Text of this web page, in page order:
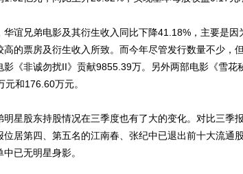
兄弟电影及其衍生收入同比下降41.18%，主要是因
的票房及衍生收入所致。而今年尽管发行数量不少，
《非诚勿扰II》贡献9855.39万。另外两部电影《雪花
和176.60万元。
股东持股情况在三季度也有了大的变化。对比三季
居第四、第五名的江南春、张纪中已退出前十大流通
已无明星身影。